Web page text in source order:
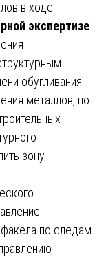
в ходе
экспертизе
обугливания
металлов, по
зону
по следам